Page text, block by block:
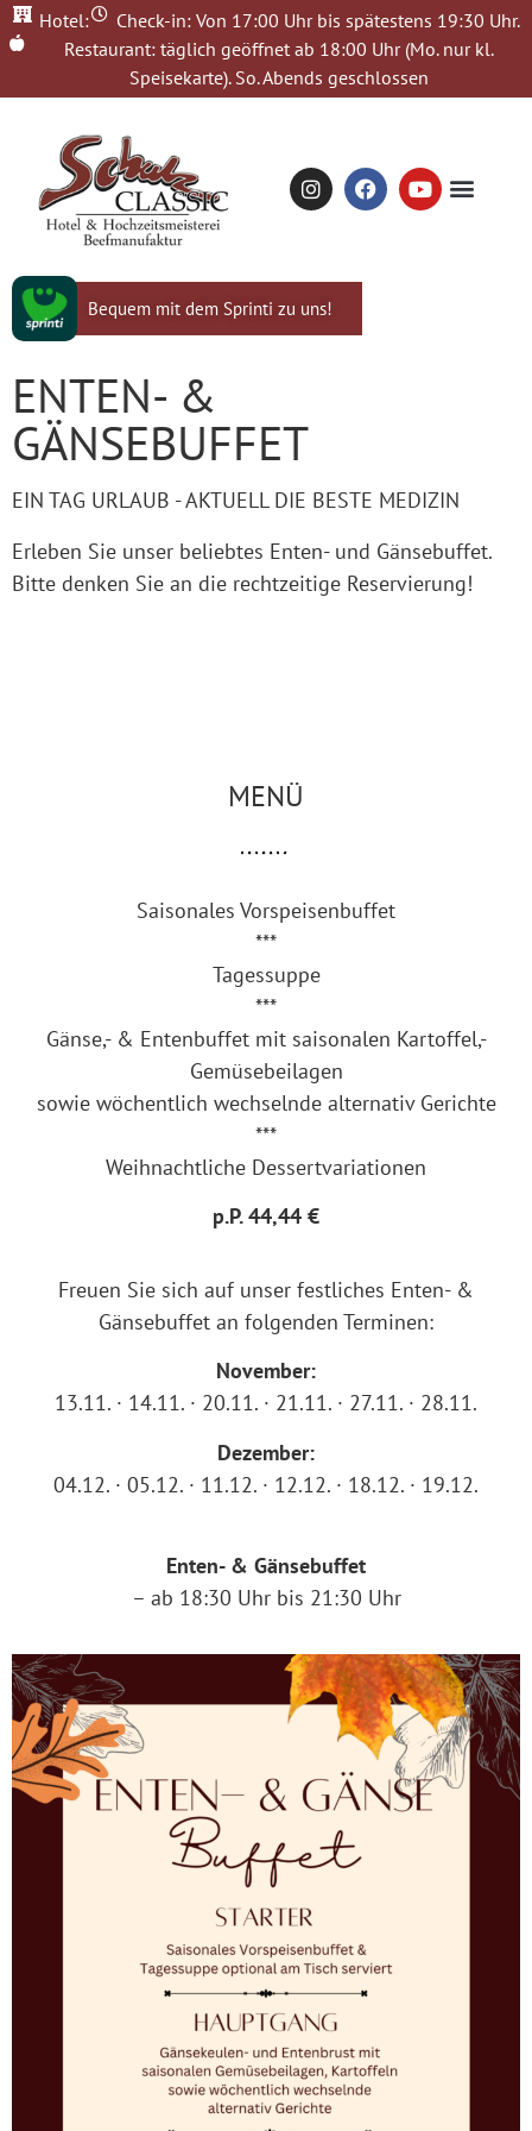
Hotel:
Check-in: Von 17:00 Uhr bis spätestens 19:30 Uhr.
Restaurant: täglich geöffnet ab 18:00 Uhr (Mo. nur kl.
Speisekarte). So. Abends geschlossen
Bequem mit dem Sprinti zu uns!
ENTEN- &
GÄNSEBUFFET
EIN TAG URLAUB - AKTUELL DIE BESTE MEDIZIN
Erleben Sie unser beliebtes Enten- und Gänsebuffet.
Bitte denken Sie an die rechtzeitige Reservierung!
MENÜ
Saisonales Vorspeisenbuffet
***
Tagessuppe
***
Gänse,- & Entenbuffet mit saisonalen Kartoffel,-
Gemüsebeilagen
sowie wöchentlich wechselnde alternativ Gerichte
***
Weihnachtliche Dessertvariationen
p.P. 44,44 €
Freuen Sie sich auf unser festliches Enten- &
Gänsebuffet an folgenden Terminen:
November:
13.11. · 14.11. · 20.11. · 21.11. · 27.11. · 28.11.
Dezember:
04.12. · 05.12. · 11.12. · 12.12. · 18.12. · 19.12.
Enten- & Gänsebuffet
– ab 18:30 Uhr bis 21:30 Uhr